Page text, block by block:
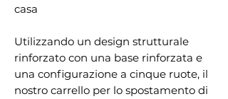
casa
Utilizzando un design strutturale
rinforzato con una base rinforzata e
una configurazione a cinque ruote, il
nostro carrello per lo spostamento di